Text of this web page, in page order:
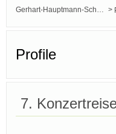
Gerhart-Hauptmann-Schule Griesheim >
Profile
7.